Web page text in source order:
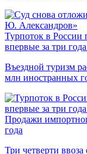
Турпоток в России
впервые за три
Въездной туризм
млн иностранных
Продажи
года
Три четверти ввоза